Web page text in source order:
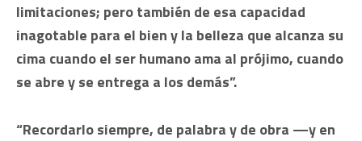
limitaciones; pero también de esa capacidad
inagotable para el bien y la belleza que alcanza su
cima cuando el ser humano ama al prójimo, cuando
se abre y se entrega a los demás”.
“Recordarlo siempre, de palabra y de obra —y en